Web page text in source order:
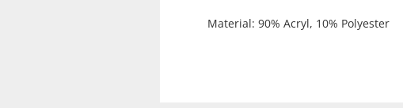
Material: 90% Acryl, 10% Polyester